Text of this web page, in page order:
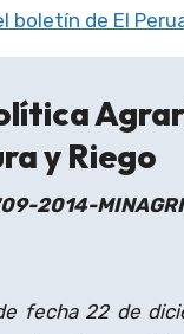
boletín de El
y Riego
2014-MINAGRI
fecha 22 de